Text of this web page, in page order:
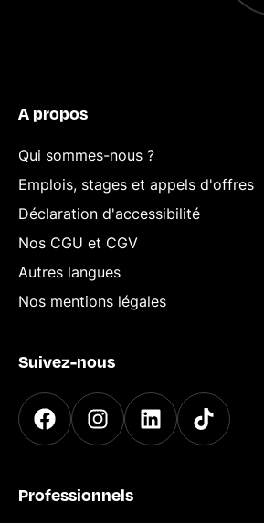
A propos
Qui sommes-nous ?
Emplois, stages et appels d'offres
Déclaration d'accessibilité
Nos CGU et CGV
Autres langues
Nos mentions légales
Suivez-nous
Professionnels